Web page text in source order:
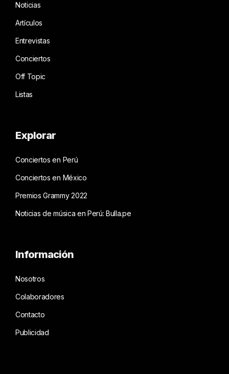
Noticias
Artículos
Entrevistas
Conciertos
Off Topic
Listas
Explorar
Conciertos en Perú
Conciertos en México
Premios Grammy 2022
Noticias de música en Perú: Bulla.pe
Información
Nosotros
Colaboradores
Contacto
Publicidad